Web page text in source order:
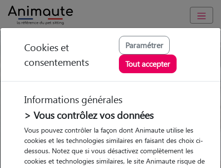
Trouvez votre gardien idéal !
Garde
chez le Pet Sitter
Garde
chez le Pet Sitter Visites
Visites
Cookies et
consentements
Paramétrer
Tout accepter
Informations générales
> Vous contrôlez vos données
Vous pouvez contrôler la façon dont Animaute utilise les
cookies et les technologies similaires en faisant des choix ci-
dessous. Notez que si vous désactivez complètement les
cookies et technologies similaires, le site Animaute risque de